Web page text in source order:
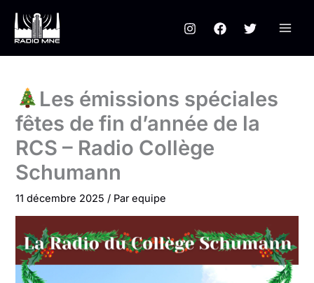
contenu
Les émissions spéciales
fêtes de fin d’année de la
RCS – Radio Collège
Schumann
11 décembre 2025/ Parequipe